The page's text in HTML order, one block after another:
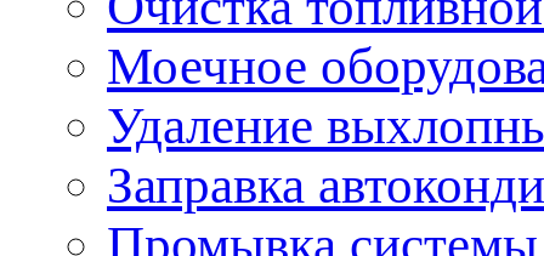
Моечное
Удаление
Заправка
Промывка